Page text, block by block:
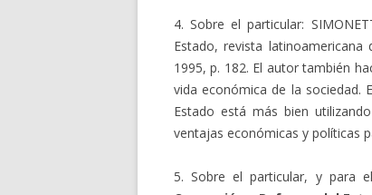
4. Sobre el particular:
Estado, revista
1995, p. 182. El autor también
vida económica de la sociedad.
Estado está más bien
ventajas económicas y políticas
5. Sobre el particular, y para